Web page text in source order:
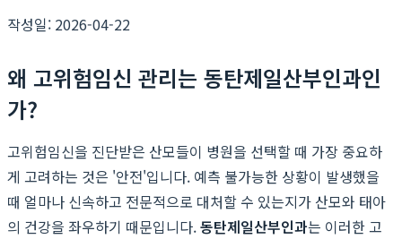
작성일: 2026-04-22
왜 고위험임신 관리는 동탄제일산부인과인
가?
고위험임신을 진단받은 산모들이 병원을 선택할 때 가장 중요하
게 고려하는 것은 '안전'입니다. 예측 불가능한 상황이 발생했을
때 얼마나 신속하고 전문적으로 대처할 수 있는지가 산모와 태아
의 건강을 좌우하기 때문입니다.동탄제일산부인과는 이러한 고